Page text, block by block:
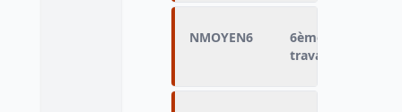
NMOYEN6
6ème moyen
travail